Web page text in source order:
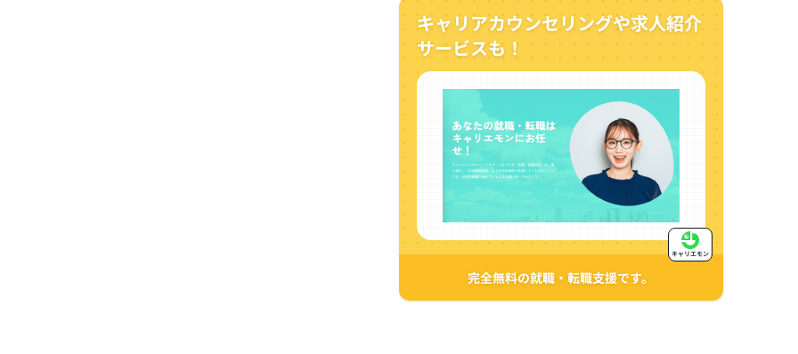
キャリアカウンセリングや求人紹介
サービスも！
完全無料の就職・転職支援です。
キャリエモン